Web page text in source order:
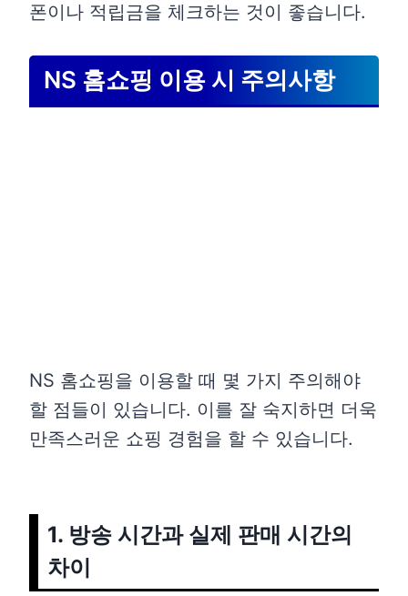
폰이나 적립금을 체크하는 것이 좋습니다.
NS 홈쇼핑 이용 시 주의사항
NS 홈쇼핑을 이용할 때 몇 가지 주의해야
할 점들이 있습니다. 이를 잘 숙지하면 더욱
만족스러운 쇼핑 경험을 할 수 있습니다.
1. 방송 시간과 실제 판매 시간의
차이